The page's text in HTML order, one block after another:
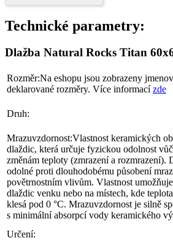
Technické parametry:
Dlažba Natural Rocks Titan
Rozměr:Na eshopu jsou zobrazeny
deklarované rozměry. Více informacízde
Druh:
Mrazuvzdornost:Vlastnost keramických
dlaždic, která určuje fyzickou odolnost
změnám teploty (zmrazení a rozmrazení).
odolné proti dlouhodobému působení
povětrnostním vlivům. Vlastnost
dlaždic venku nebo na místech, kde
klesá pod 0 °C. Mrazuvzdornost je silně
s minimální absorpcí vody keramického
Určení: